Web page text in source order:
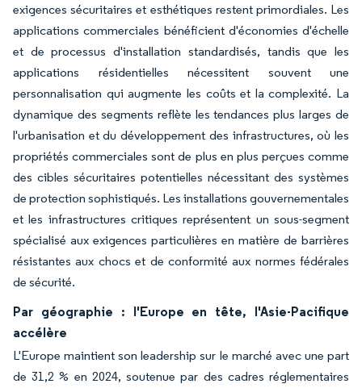
exigences sécuritaires et esthétiques restent primordiales. Les
applications commerciales bénéficient d'économies d'échelle
et de processus d'installation standardisés, tandis que les
applications résidentielles nécessitent souvent une
personnalisation qui augmente les coûts et la complexité. La
dynamique des segments reflète les tendances plus larges de
l'urbanisation et du développement des infrastructures, où les
propriétés commerciales sont de plus en plus perçues comme
des cibles sécuritaires potentielles nécessitant des systèmes
de protection sophistiqués. Les installations gouvernementales
et les infrastructures critiques représentent un sous-segment
spécialisé aux exigences particulières en matière de barrières
résistantes aux chocs et de conformité aux normes fédérales
de sécurité.
Par géographie : l'Europe en tête, l'Asie-Pacifique
accélère
L'Europe maintient son leadership sur le marché avec une part
de 31,2 % en 2024, soutenue par des cadres réglementaires